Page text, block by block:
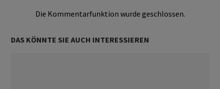
Die Kommentarfunktion wurde geschlossen.
DAS KÖNNTE SIE AUCH INTERESSIEREN